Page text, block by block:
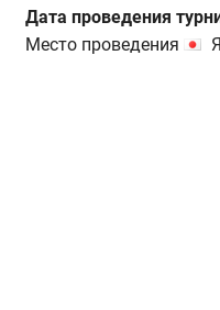
Дата проведения
Место проведения